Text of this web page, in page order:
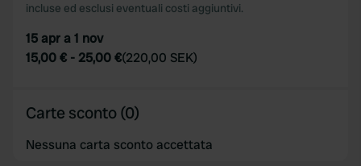
incluse ed esclusi eventuali costi aggiuntivi.
15 apr a 1 nov
15,00 € - 25,00 €(220,00 SEK)
Carte sconto (0)
Nessuna carta sconto accettata